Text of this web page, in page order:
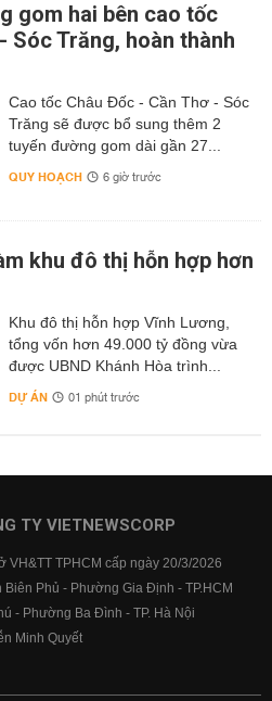
gom hai bên cao tốc
Sóc Trăng, hoàn thành
Cao tốc Châu Đốc - Cần Thơ - Sóc
Trăng sẽ được bổ sung thêm 2
tuyến đường gom dài gần 27...
QUY HOẠCH 6 giờ trước
khu đô thị hỗn hợp hơn
Khu đô thị hỗn hợp Vĩnh Lương,
tổng vốn hơn 49.000 tỷ đồng vừa
được UBND Khánh Hòa trình...
DỰ ÁN 01 phút trước
TY VIETNEWSCORP
VH&TT TPHCM cấp ngày 20/3/2026
Phủ - Phường Gia Định - TP.HCM
- Phường Ba Đình - TP. Hà Nội
Minh Quyết